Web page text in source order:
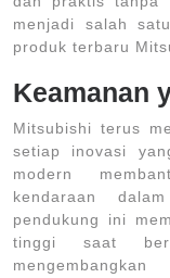
menjadi salah
produk terbaru
Keamanan
Mitsubishi terus
setiap inovasi
modern
kendaraan
pendukung ini
tinggi saat